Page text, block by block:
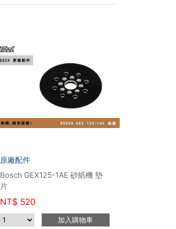
原廠配件
Bosch GEX125-1AE 砂紙機 墊
片
NT$ 520
加入購物車